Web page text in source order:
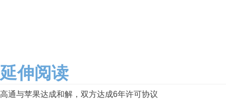
延伸阅读
高通与苹果达成和解，双方达成6年许可协议